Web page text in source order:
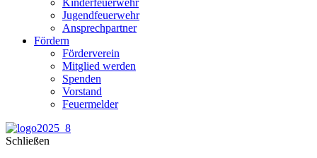
Kinderfeuerwehr
Jugendfeuerwehr
Ansprechpartner
Fördern
Förderverein
Mitglied werden
Spenden
Vorstand
Feuermelder
Schließen